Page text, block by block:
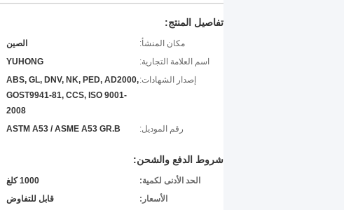
تفاصيل المنتج:
مكان المنشأ:
الصين
اسم العلامة التجارية:
YUHONG
إصدار الشهادات:ABS, GL, DNV, NK, PED, AD2000,
GOST9941-81, CCS, ISO 9001-
2008
رقم الموديل:
ASTM A53 / ASME A53 GR.B
شروط الدفع والشحن:
الحد الأدنى لكمية:
1000 كلغ
الأسعار:
قابل للتفاوض